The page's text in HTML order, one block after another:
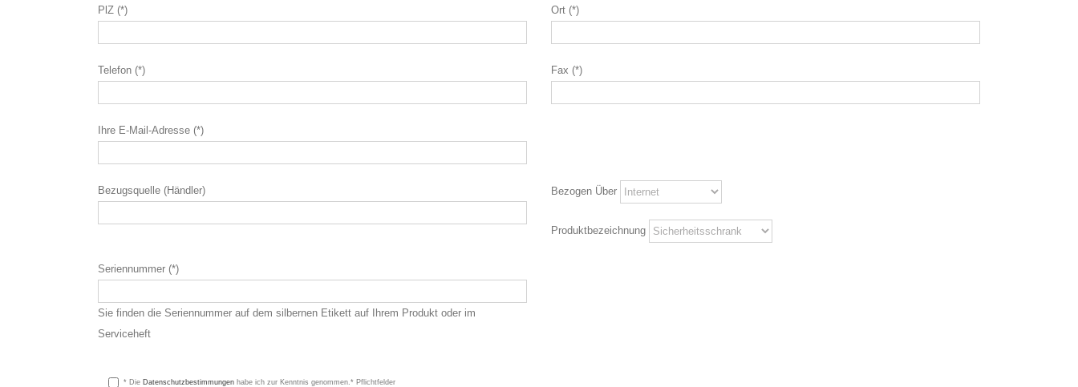
PlZ (*) Ort (*)
Telefon (*) Fax (*)
Ihre E-Mail-Adresse (*)
Bezugsquelle (Händler) Bezogen Über
Produktbezeichnung
Seriennummer (*)
Sie finden die Seriennummer auf dem silbernen Etikett auf Ihrem Produkt oder im
Serviceheft
* Die Datenschutzbestimmungen habe ich zur Kenntnis genommen.* Pflichtfelder